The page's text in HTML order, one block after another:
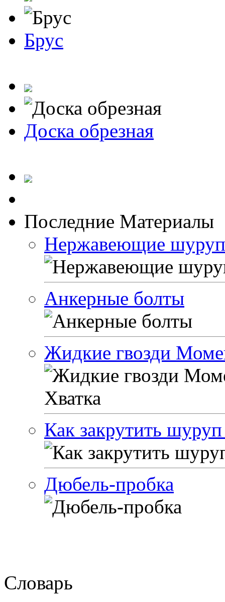
Брус
Доска обрезная
Последние Материалы
Нержавеющие
Анкерные болты
Жидкие гвозди
Как закрутить
Дюбель-пробка
Словарь